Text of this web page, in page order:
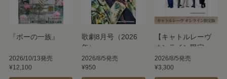
『ポーの一族』
2026/10/13発売
¥12,100
歌劇8月号（2026
年）
2026/8/5発売
¥950
【キャトルレーヴ
オンライン限定
版】TAKARAZUKA
REVUE 2026
2026/8/5発売
¥3,300